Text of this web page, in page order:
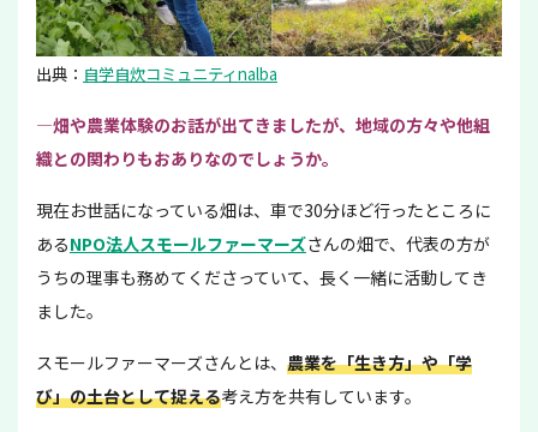
出典： 自学自炊コミュニティnalba
―畑や農業体験のお話が出てきましたが、地域の方々や他組
織との関わりもおありなのでしょうか。
現在お世話になっている畑は、車で30分ほど行ったところに
あるNPO法人スモールファーマーズさんの畑で、代表の方が
うちの理事も務めてくださっていて、長く一緒に活動してき
ました。
スモールファーマーズさんとは、 農業を「生き方」や「学
び」の土台として捉える考え方を共有しています。